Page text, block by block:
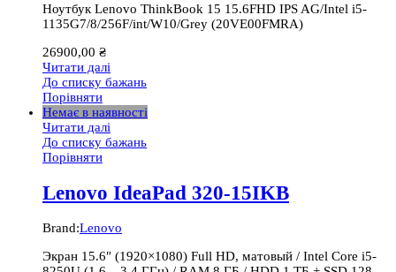
Ноутбук Lenovo ThinkBook 15 15.6FHD IPS AG/Intel i5-
1135G7/8/256F/int/W10/Grey (20VE00FMRA)
26900,00 ₴
Читати далі
До списку бажань
Порівняти
Немає в наявності
Читати далі
До списку бажань
Порівняти
Lenovo IdeaPad 320-15IKB
Brand:Lenovo
Экран 15.6″ (1920×1080) Full HD, матовый / Intel Core i5-